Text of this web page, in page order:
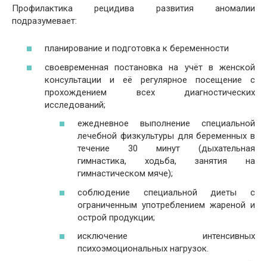
Профилактика рецидива развития аномалии
подразумевает:
планирование и подготовка к беременности
своевременная постановка на учёт в женской
консультации и её регулярное посещение с
прохождением всех диагностических
исследований;
ежедневное выполнение специальной
лечебной физкультуры для беременных в
течение 30 минут (дыхательная
гимнастика, ходьба, занятия на
гимнастическом мяче);
соблюдение специальной диеты с
ограниченным употреблением жареной и
острой продукции;
исключение интенсивных
психоэмоциональных нагрузок.